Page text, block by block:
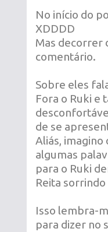
No início do
XDDDD
Mas decorrer
comentário.
Sobre eles
Fora o Ruki e
de se
Aliás, imagino
algumas
para o Ruki
Reita
Isso lembra-
para dizer no